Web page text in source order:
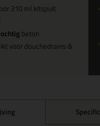
310 ml kitspuit
beton
voor douchedrains &